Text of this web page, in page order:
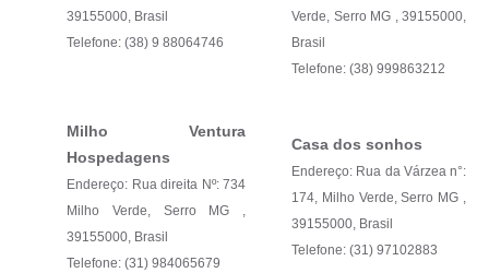
39155000, Brasil
Telefone: (38) 9 88064746
Verde, Serro MG , 39155000,
Brasil
Telefone: (38) 999863212
Milho Ventura
Hospedagens
Endereço: Rua direita Nº: 734
Milho Verde, Serro MG ,
39155000, Brasil
Telefone: (31) 984065679
Casa dos sonhos
Endereço: Rua da Várzea n°:
174, Milho Verde, Serro MG ,
39155000, Brasil
Telefone: (31) 97102883